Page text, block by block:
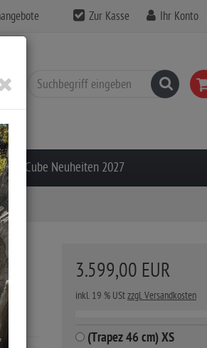
Zur Kasse Ihr Konto
Suchen
Cube Neuheiten 2027
3.599,00 EUR
inkl. 19 % UStzzgl. Versandkosten
(Trapez 46 cm) XS